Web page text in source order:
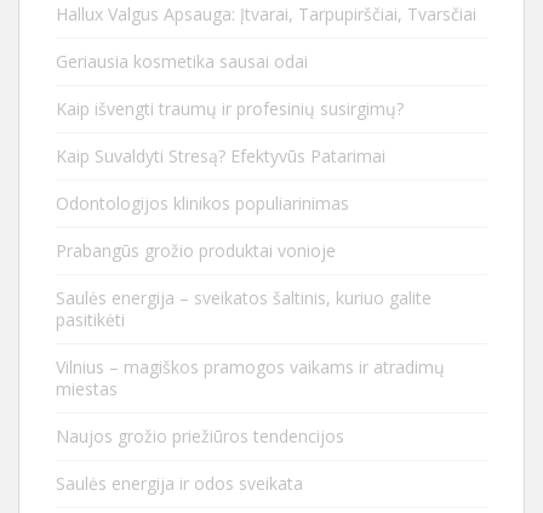
Hallux Valgus Apsauga: Įtvarai, Tarpupirščiai, Tvarsčiai
Geriausia kosmetika sausai odai
Kaip išvengti traumų ir profesinių susirgimų?
Kaip Suvaldyti Stresą? Efektyvūs Patarimai
Odontologijos klinikos populiarinimas
Prabangūs grožio produktai vonioje
Saulės energija – sveikatos šaltinis, kuriuo galite
pasitikėti
Vilnius – magiškos pramogos vaikams ir atradimų
miestas
Naujos grožio priežiūros tendencijos
Saulės energija ir odos sveikata